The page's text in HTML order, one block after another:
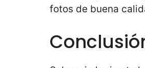
fotos de buena